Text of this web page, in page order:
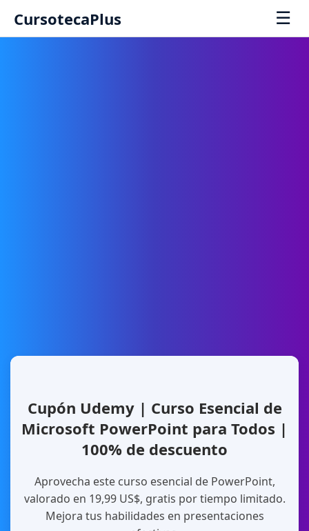
CursotecaPlus ☰
Cupón Udemy | Curso Esencial de
Microsoft PowerPoint para Todos |
100% de descuento
Aprovecha este curso esencial de PowerPoint,
valorado en 19,99 US$, gratis por tiempo limitado.
Mejora tus habilidades en presentaciones